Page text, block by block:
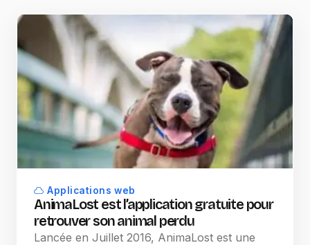
Applications web
AnimaLost est l’application gratuite pour
retrouver son animal perdu
Lancée en Juillet 2016, AnimaLost est une